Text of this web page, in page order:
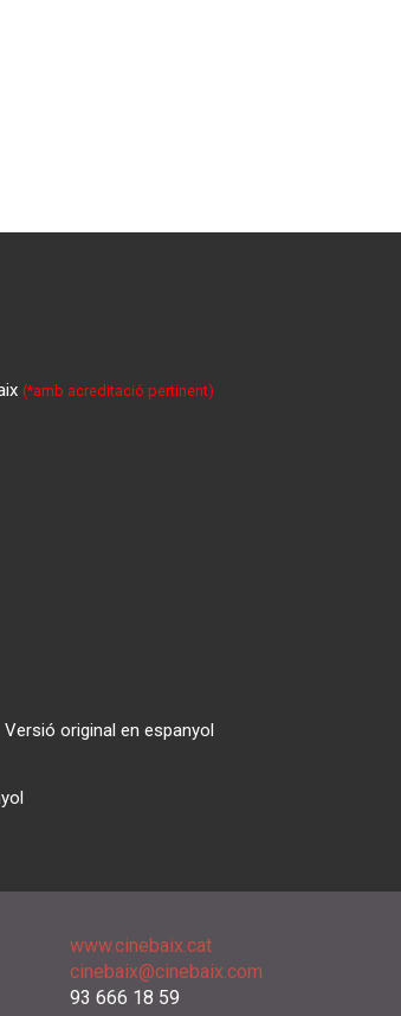
(*amb acreditació pertinent)
Versió original en espanyol
www.cinebaix.cat
cinebaix@cinebaix.com
93 666 18 59